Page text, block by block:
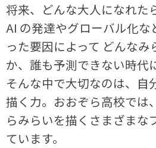
将来、どんな大人になれた
AI の発達やグローバル化な
った要因によって どんなみ
か、誰も予測できない時代
そんな中で大切なのは、自
描く力。おおぞら高校では
らみらいを描くさまざまな
ています。